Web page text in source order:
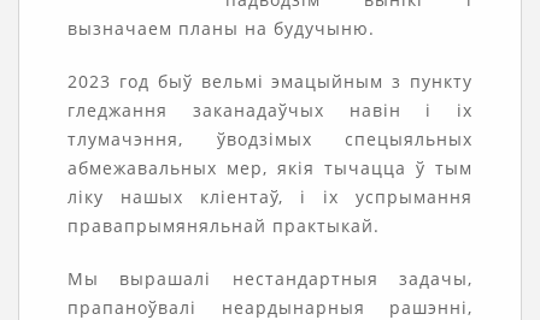
вызначаем планы на будучыню.
2023 год быў вельмі эмацыйным з пункту
гледжання заканадаўчых навін і іх
тлумачэння, ўводзімых спецыяльных
абмежавальных мер, якія тычацца ў тым
ліку нашых кліентаў, і іх успрымання
правапрымяняльнай практыкай.
Мы вырашалі нестандартныя задачы,
прапаноўвалі неардынарныя рашэнні,